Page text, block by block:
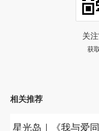
关
获
相关推荐
星光岛｜《我与爱